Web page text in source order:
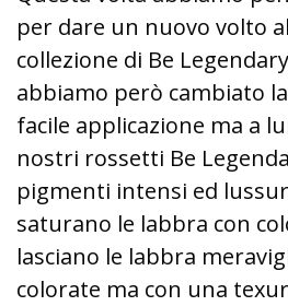
per dare un nuovo volto
collezione di Be
abbiamo però cambiato
facile applicazione ma a
nostri rossetti Be
pigmenti intensi ed
saturano le labbra con
lasciano le labbra
colorate ma con una